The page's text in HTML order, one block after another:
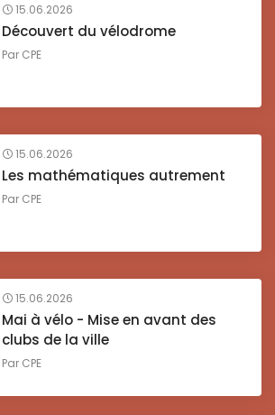
15.06.2026
Découvert du vélodrome
Par CPE
15.06.2026
Les mathématiques autrement
Par CPE
15.06.2026
Mai à vélo - Mise en avant des
clubs de la ville
Par CPE